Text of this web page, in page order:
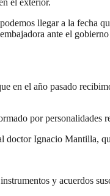
llegar a la fecha
ante el
en el año pasado
por
Ignacio Mantilla,
y acuerdos